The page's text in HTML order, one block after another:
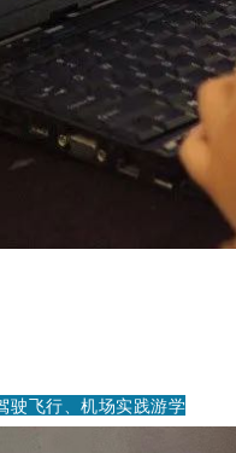
飞行、机场实践游学